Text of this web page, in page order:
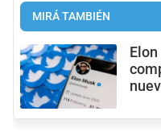
MIRÁ TAMBIÉN